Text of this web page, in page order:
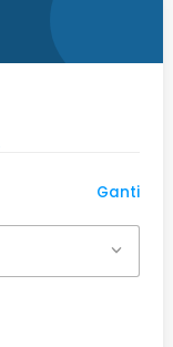
Ganti